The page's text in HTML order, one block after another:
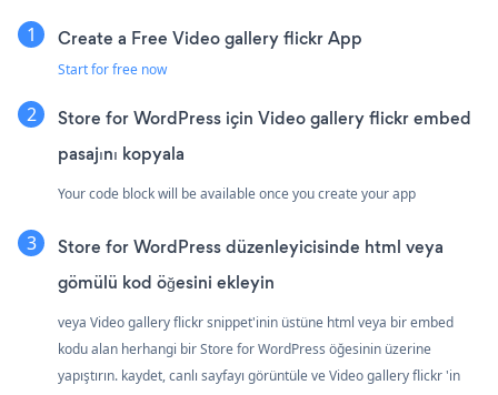
Create a Free Video gallery flickr App
Start for free now
Store for WordPress için Video gallery flickr embed
pasajını kopyala
Your code block will be available once you create your app
Store for WordPress düzenleyicisinde html veya
gömülü kod öğesini ekleyin
veya Video gallery flickr snippet'inin üstüne html veya bir embed
kodu alan herhangi bir Store for WordPress öğesinin üzerine
yapıştırın. kaydet, canlı sayfayı görüntüle ve Video gallery flickr 'in